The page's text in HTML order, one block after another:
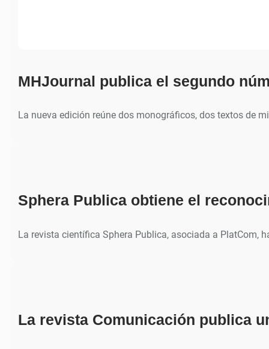
MHJournal publica el segundo
La nueva edición reúne dos monográficos, dos textos de
Sphera Publica obtiene el
La revista científica Sphera Publica, asociada a PlatCom,
La revista Comunicación publica